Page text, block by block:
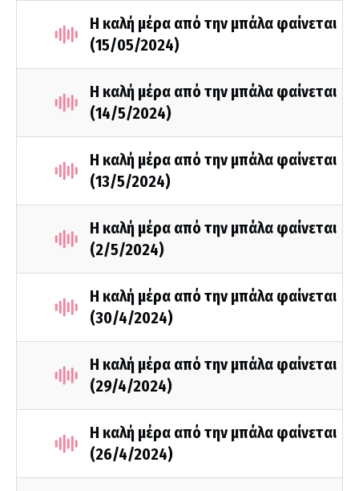
Η καλή μέρα από την μπάλα φαίνεται
(15/05/2024)
Η καλή μέρα από την μπάλα φαίνεται
(14/5/2024)
Η καλή μέρα από την μπάλα φαίνεται
(13/5/2024)
Η καλή μέρα από την μπάλα φαίνεται
(2/5/2024)
Η καλή μέρα από την μπάλα φαίνεται
(30/4/2024)
Η καλή μέρα από την μπάλα φαίνεται
(29/4/2024)
Η καλή μέρα από την μπάλα φαίνεται
(26/4/2024)